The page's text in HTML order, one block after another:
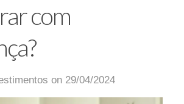
com
on 29/04/2024